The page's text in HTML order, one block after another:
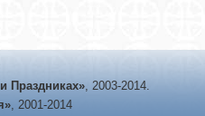
Праздниках», 2003-2014.
, 2001-2014